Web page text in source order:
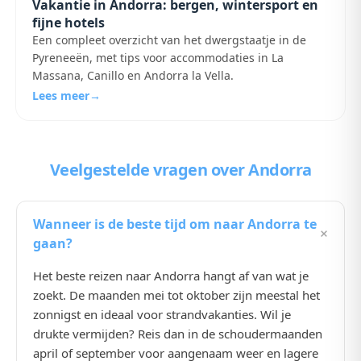
Vakantie in Andorra: bergen, wintersport en
fijne hotels
Een compleet overzicht van het dwergstaatje in de
Pyreneeën, met tips voor accommodaties in La
Massana, Canillo en Andorra la Vella.
Lees meer→
Veelgestelde vragen over Andorra
Wanneer is de beste tijd om naar Andorra te
gaan?
+
Het beste reizen naar Andorra hangt af van wat je
zoekt. De maanden mei tot oktober zijn meestal het
zonnigst en ideaal voor strandvakanties. Wil je
drukte vermijden? Reis dan in de schoudermaanden
april of september voor aangenaam weer en lagere